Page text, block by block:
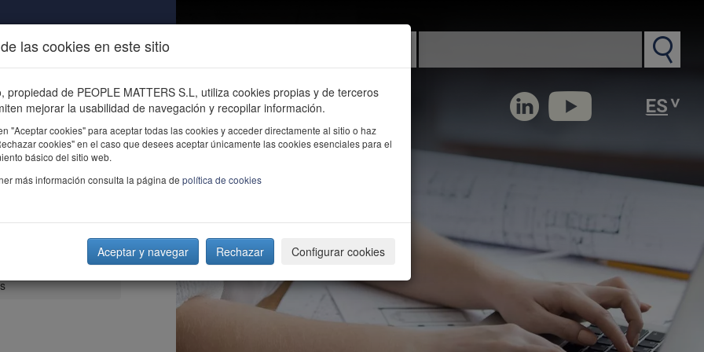
ÚNETE CONTACTO
experta en Big Data
las cookies en este sitio
propiedad de PEOPLE MATTERS S.L, utiliza cookies propias y de terceros
mejorar la usabilidad de navegación y recopilar información.
"Aceptar cookies" para aceptar todas las cookies y acceder directamente al sitio o haz
cookies" en el caso que desees aceptar únicamente las cookies esenciales para el
básico del sitio web.
más información consulta la página de política de cookies
Aceptar y navegar Rechazar Configurar cookies